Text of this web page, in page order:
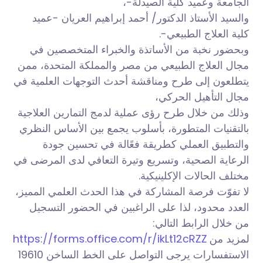
والسيد الأستاذ الدكتور/ أحمد إبراهيم العريان -عميد
كلية العلاج الطبيعي-.
وبحضور نخبة من الأساتذة والخبراء المتخصصين في
مجال العلاج الطبيعي من مصر والمملكة المتحدة، ممن
يتطلعون إلى طرح ومناقشة أحدث التوجهات العلمية في
مجال التأهيل الحركي،
وذلك من خلال طرح رؤى عملية لدمج التمارين العلاجية
بالتقنيات المتطورة، بأسلوب يجمع بين الأساس النظري
والتطبيق العملي كطريقة فعًالة في تحسين جودة
الرعاية الصحية، وتسريع وتيرة التعافي لدى المرضى في
مختلف الحالات الإكلينيكية.
لا تفوّت فرصة المشاركة في هذا الحدث العلمي المميز،
العدد محدود، لذا على الراغبين في الحضور التسجيل
من خلال الرابط التالي:
https://forms.office.com/r/ikLt12cRZZ لمزيد من
الاستفسارات يرجى التواصل على الخط الساخن 19610